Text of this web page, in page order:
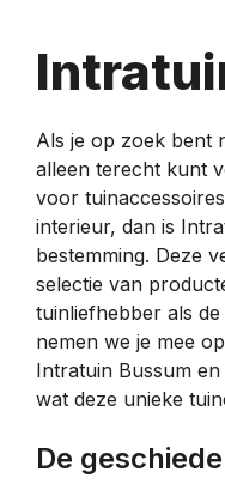
Als je op zoek bent
alleen terecht kunt
voor
interieur, dan is
bestemming. Deze
selectie van
tuinliefhebber als
nemen we je mee
Intratuin Bussum
wat deze unieke
De